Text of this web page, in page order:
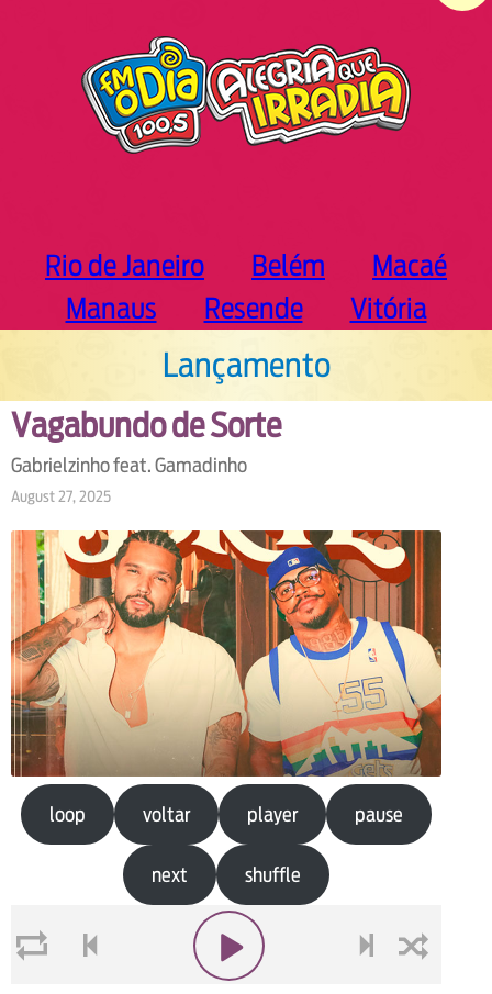
Rio de Janeiro Belém
Macaé
Manaus
Resende Vitória
Lançamento
Vagabundo de Sorte
Gabrielzinho feat. Gamadinho
August 27, 2025
loop voltar player pause
next shuffle